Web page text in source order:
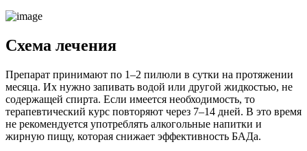
Схема лечения
Препарат принимают по 1–2 пилюли в сутки на протяжении
месяца. Их нужно запивать водой или другой жидкостью, не
содержащей спирта. Если имеется необходимость, то
терапевтический курс повторяют через 7–14 дней. В это время
не рекомендуется употреблять алкогольные напитки и
жирную пищу, которая снижает эффективность БАДа.